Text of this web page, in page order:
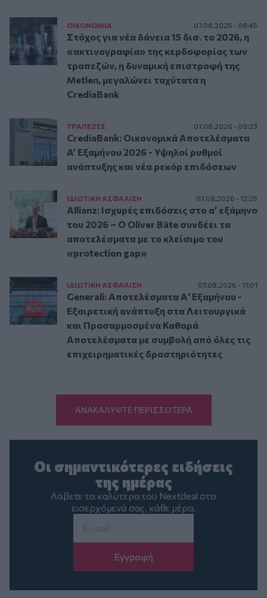
ΟΙΚΟΝΟΜΙΑ 07.08.2026 - 08:45
Στόχος για νέα δάνεια 15 δισ. το 2026, η
«ακτινογραφία» της κερδοφορίας των
τραπεζών, η δυναμική επιστροφή της
Metlen, μεγαλώνει ταχύτατα η
CrediaBank
ΤΡAΠΕΖΕΣ 07.08.2026 - 09:23
CrediaBank: Οικονομικά Αποτελέσματα
A’ Εξαμήνου 2026 - Υψηλοί ρυθμοί
ανάπτυξης και νέα ρεκόρ επιδόσεων
ΙΔΙΩΤΙΚΗ ΑΣΦAΛΙΣΗ 07.08.2026 - 12:25
Allianz: Ισχυρές επιδόσεις στο α’ εξάμηνο
του 2026 – Ο Oliver Bäte συνδέει τα
αποτελέσματα με το κλείσιμο του
«protection gap»
ΙΔΙΩΤΙΚΗ ΑΣΦAΛΙΣΗ 07.08.2026 - 11:01
Generali: Αποτελέσματα Α' Εξαμήνου -
Εξαιρετική ανάπτυξη στα Λειτουργικά
και Προσαρμοσμένα Καθαρά
Αποτελέσματα με συμβολή από όλες τις
επιχειρηματικές δραστηριότητες
ΑΝΑΚΑΛΥΨΤΕ ΠΕΡΙΣΣΟΤΕΡΑ
Οι σημαντικότερες ειδήσεις
της ημέρας
Λάβετε τα καλύτερα του Nextdeal στα
εισερχόμενά σας, κάθε μέρα.